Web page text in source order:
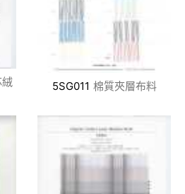
5SG011 棉質夾層布料